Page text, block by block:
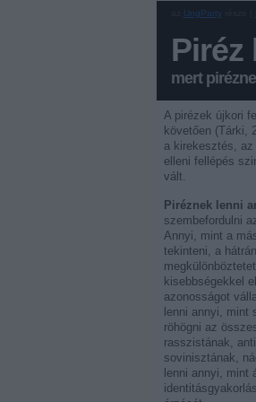
UngPartyrésze |
Piréz
mert
A pirézek újkori
követően (Tárki,
a kirekesztés, az
elleni fellépés
vált.
Piréznek lenni
szembefordulni
Annyi, mint a
tekinteni, a
kisebbségekkel
azonosságot
lenni annyi, mint
röhögni az
rasszistának,
sovinisztának,
lenni annyi, mint